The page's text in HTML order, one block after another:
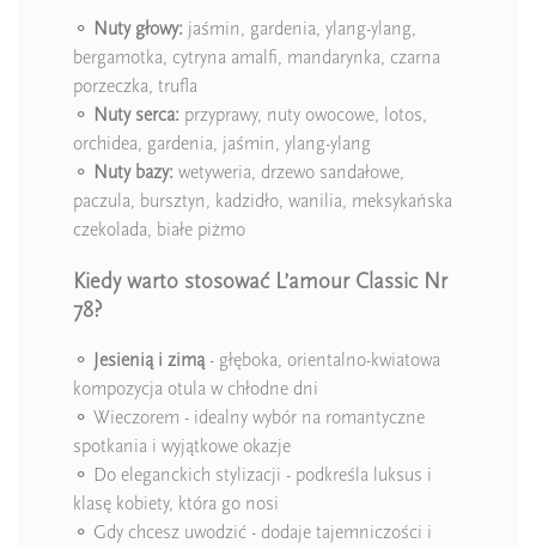
⚬ Nuty głowy: jaśmin, gardenia, ylang-ylang,
bergamotka, cytryna amalfi, mandarynka, czarna
porzeczka, trufla
⚬ Nuty serca: przyprawy, nuty owocowe, lotos,
orchidea, gardenia, jaśmin, ylang-ylang
⚬ Nuty bazy: wetyweria, drzewo sandałowe,
paczula, bursztyn, kadzidło, wanilia, meksykańska
czekolada, białe piżmo
Kiedy warto stosować L’amour Classic Nr
78?
⚬ Jesienią i zimą - głęboka, orientalno-kwiatowa
kompozycja otula w chłodne dni
⚬ Wieczorem - idealny wybór na romantyczne
spotkania i wyjątkowe okazje
⚬ Do eleganckich stylizacji - podkreśla luksus i
klasę kobiety, która go nosi
⚬ Gdy chcesz uwodzić - dodaje tajemniczości i